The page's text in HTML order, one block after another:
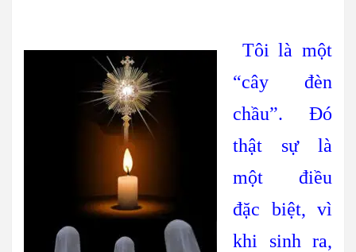
Tôi là một
“cây đèn
chầu”. Đó
thật sự là
một điều
đặc biệt, vì
khi sinh ra,